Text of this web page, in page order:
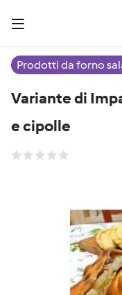
Prodotti da forno
Variante di
e cipolle